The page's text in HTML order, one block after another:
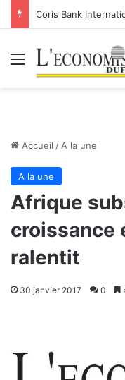
Menu
Accueil / A la une
A la une
Afrique
croissance
ralentit
30 janvier 2017 0